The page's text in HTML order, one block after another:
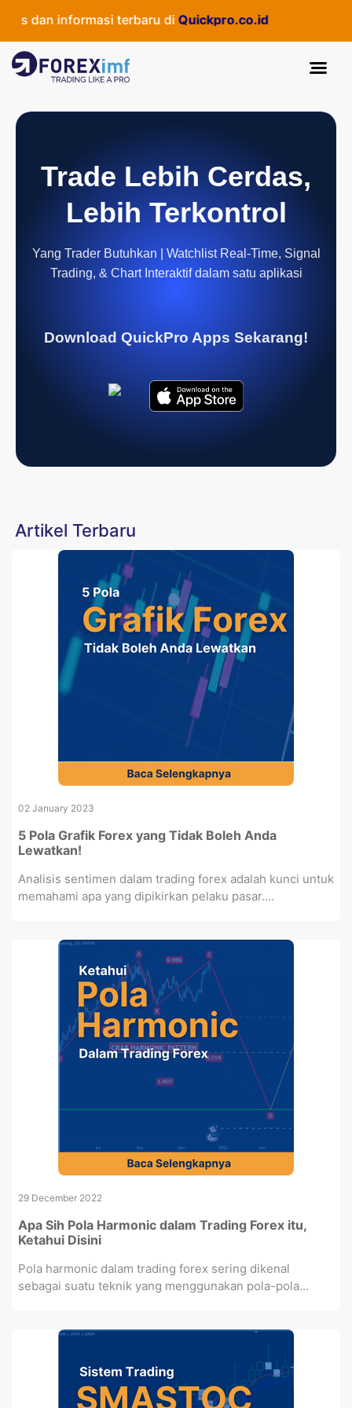
dan informasi terbaru di Quickpro.co.id
Trade Lebih Cerdas,
Lebih Terkontrol
Yang Trader Butuhkan | Watchlist Real-Time, Signal
Trading, & Chart Interaktif dalam satu aplikasi
Download QuickPro Apps Sekarang!
Artikel Terbaru
02 January 2023
5 Pola Grafik Forex yang Tidak Boleh Anda
Lewatkan!
Analisis sentimen dalam trading forex adalah kunci untuk
memahami apa yang dipikirkan pelaku pasar....
29 December 2022
Apa Sih Pola Harmonic dalam Trading Forex itu,
Ketahui Disini
Pola harmonic dalam trading forex sering dikenal
sebagai suatu teknik yang menggunakan pola-pola...